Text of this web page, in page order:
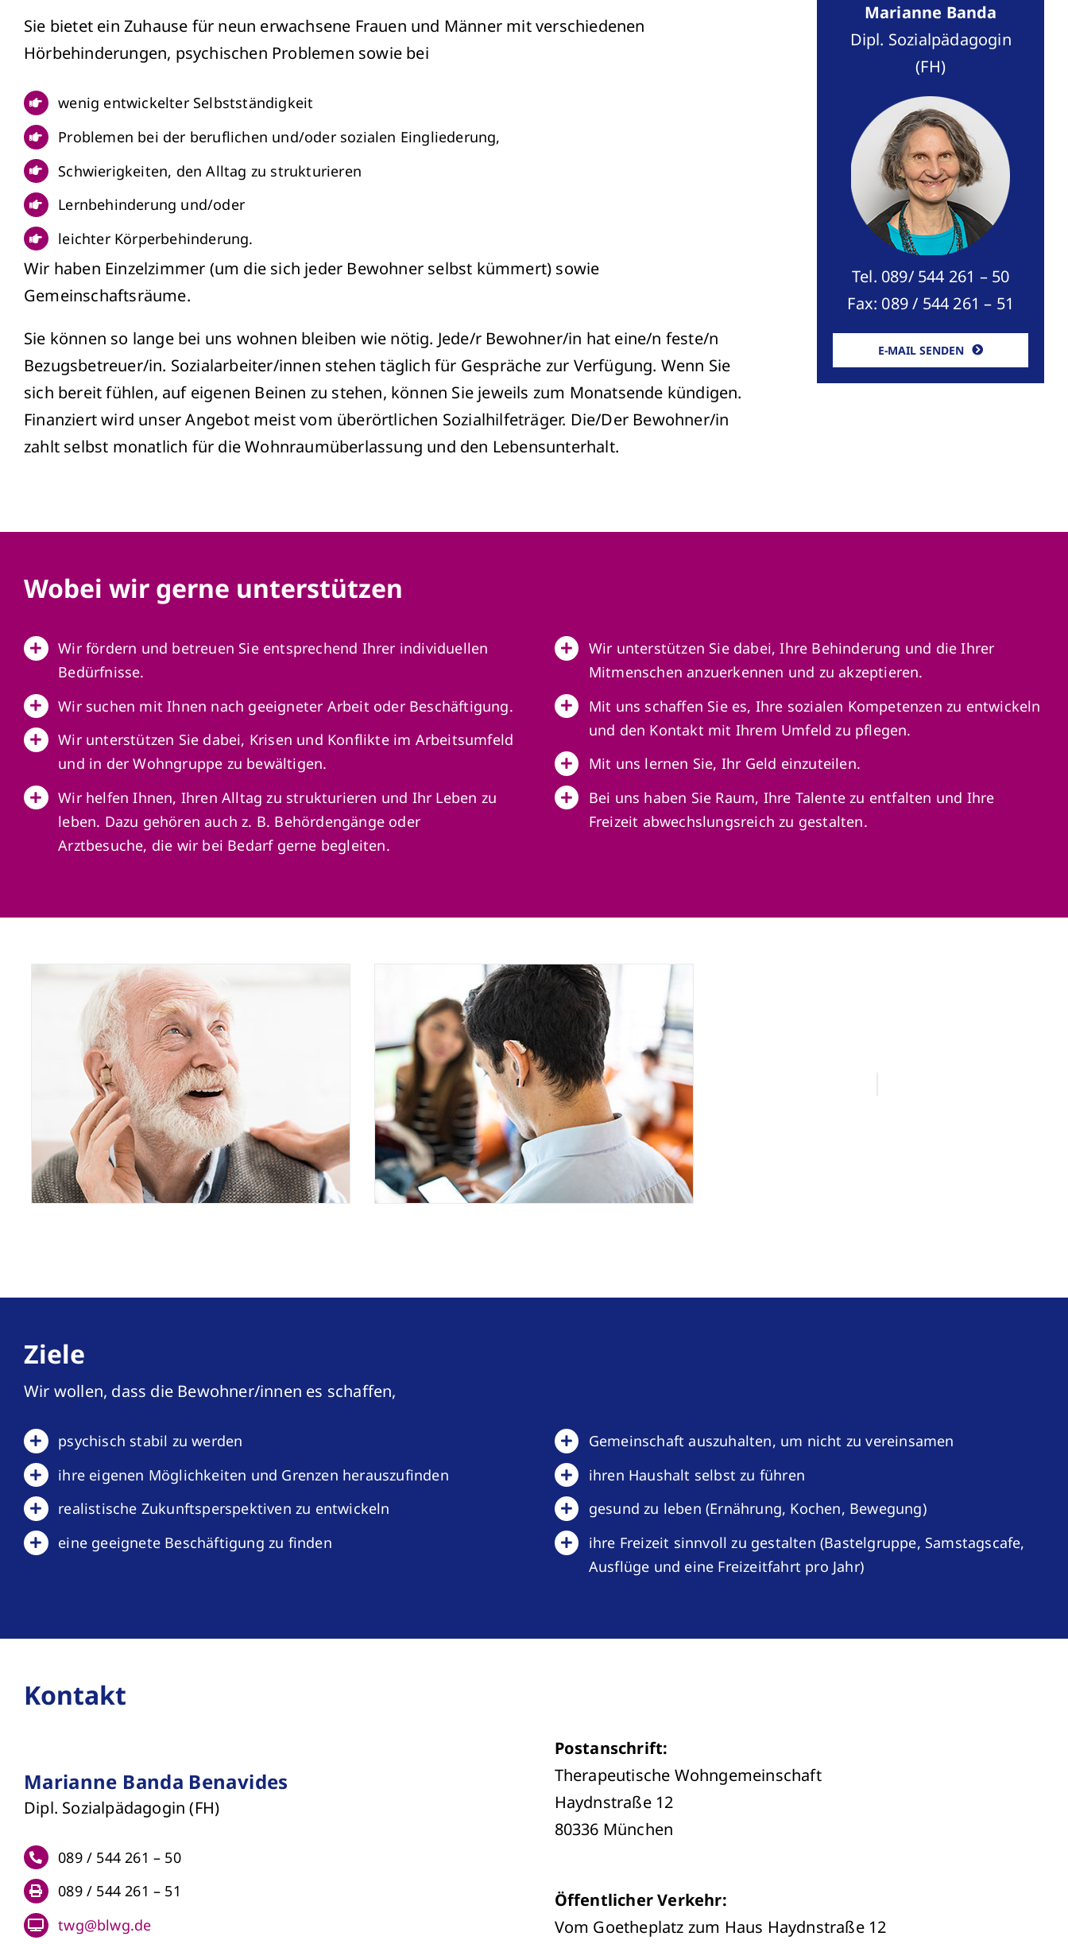
Sie bietet ein Zuhause für neun erwachsene Frauen und Männer mit verschiedenen
Hörbehinderungen, psychischen Problemen sowie bei
wenig entwickelter Selbstständigkeit
Problemen bei der beruflichen und/oder sozialen Eingliederung,
Schwierigkeiten, den Alltag zu strukturieren
Lernbehinderung und/oder
leichter Körperbehinderung.
Wir haben Einzelzimmer (um die sich jeder Bewohner selbst kümmert) sowie
Gemeinschaftsräume.
Sie können so lange bei uns wohnen bleiben wie nötig. Jede/r Bewohner/in hat eine/n feste/n
Bezugsbetreuer/in. Sozialarbeiter/innen stehen täglich für Gespräche zur Verfügung. Wenn Sie
sich bereit fühlen, auf eigenen Beinen zu stehen, können Sie jeweils zum Monatsende kündigen.
Finanziert wird unser Angebot meist vom überörtlichen Sozialhilfeträger. Die/Der Bewohner/in
zahlt selbst monatlich für die Wohnraumüberlassung und den Lebensunterhalt.
Marianne Banda
Dipl. Sozialpädagogin
(FH)
Tel. 089/ 544 261 – 50
Fax: 089 / 544 261 – 51
E-MAIL SENDEN
Wobei wir gerne unterstützen
Wir fördern und betreuen Sie entsprechend Ihrer individuellen
Bedürfnisse.
Wir suchen mit Ihnen nach geeigneter Arbeit oder Beschäftigung.
Wir unterstützen Sie dabei, Krisen und Konflikte im Arbeitsumfeld
und in der Wohngruppe zu bewältigen.
Wir helfen Ihnen, Ihren Alltag zu strukturieren und Ihr Leben zu
leben. Dazu gehören auch z. B. Behördengänge oder
Arztbesuche, die wir bei Bedarf gerne begleiten.
Wir unterstützen Sie dabei, Ihre Behinderung und die Ihrer
Mitmenschen anzuerkennen und zu akzeptieren.
Mit uns schaffen Sie es, Ihre sozialen Kompetenzen zu entwickeln
und den Kontakt mit Ihrem Umfeld zu pflegen.
Mit uns lernen Sie, Ihr Geld einzuteilen.
Bei uns haben Sie Raum, Ihre Talente zu entfalten und Ihre
Freizeit abwechslungsreich zu gestalten.
Ziele
Wir wollen, dass die Bewohner/innen es schaffen,
psychisch stabil zu werden
ihre eigenen Möglichkeiten und Grenzen herauszufinden
realistische Zukunftsperspektiven zu entwickeln
eine geeignete Beschäftigung zu finden
Gemeinschaft auszuhalten, um nicht zu vereinsamen
ihren Haushalt selbst zu führen
gesund zu leben (Ernährung, Kochen, Bewegung)
ihre Freizeit sinnvoll zu gestalten (Bastelgruppe, Samstagscafe,
Ausflüge und eine Freizeitfahrt pro Jahr)
Kontakt
Marianne Banda Benavides
Dipl. Sozialpädagogin (FH)
089 / 544 261 – 50
089 / 544 261 – 51
twg@blwg.de
Postanschrift:
Therapeutische Wohngemeinschaft
Haydnstraße 12
80336 München
Öffentlicher Verkehr:
Vom Goetheplatz zum Haus Haydnstraße 12